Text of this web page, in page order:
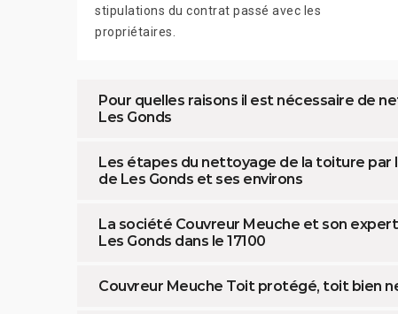
stipulations du contrat passé avec les
propriétaires.
Pour quelles raisons il est nécessaire de
Les Gonds
Les étapes du nettoyage de la toiture par
de Les Gonds et ses environs
La société Couvreur Meuche et son
Les Gonds dans le 17100
Couvreur Meuche Toit protégé, toit bien